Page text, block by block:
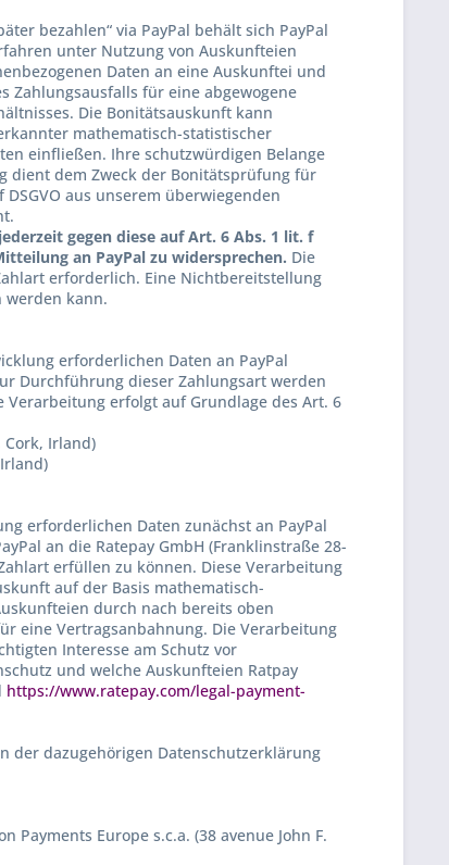
bezahlen“ via PayPal behält sich PayPal
unter Nutzung von Auskunfteien
Daten an eine Auskunftei und
Zahlungsausfalls für eine abgewogene
Die Bonitätsauskunft kann
mathematisch-statistischer
einfließen. Ihre schutzwürdigen Belange
dient dem Zweck der Bonitätsprüfung für
aus unserem überwiegenden
gegen diese auf Art. 6 Abs. 1 lit. f
an PayPal zu widersprechen. Die
erforderlich. Eine Nichtbereitstellung
werden kann.
erforderlichen Daten an PayPal
Durchführung dieser Zahlungsart werden
Verarbeitung erfolgt auf Grundlage des Art. 6
Irland)
erforderlichen Daten zunächst an PayPal
an die Ratepay GmbH (Franklinstraße 28-
erfüllen zu können. Diese Verarbeitung
auf der Basis mathematisch-
durch nach bereits oben
eine Vertragsanbahnung. Die Verarbeitung
Interesse am Schutz vor
und welche Auskunfteien Ratpay
https://www.ratepay.com/legal-payment-
der dazugehörigen Datenschutzerklärung
Europe s.c.a. (38 avenue John F.